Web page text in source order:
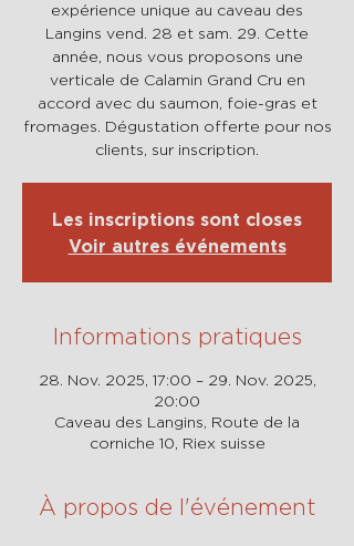
expérience unique au caveau des
Langins vend. 28 et sam. 29. Cette
année, nous vous proposons une
verticale de Calamin Grand Cru en
accord avec du saumon, foie-gras et
fromages. Dégustation offerte pour nos
clients, sur inscription.
Les inscriptions sont closes
Voir autres événements
Informations pratiques
28. Nov. 2025, 17:00 – 29. Nov. 2025,
20:00
Caveau des Langins, Route de la
corniche 10, Riex suisse
À propos de l'événement